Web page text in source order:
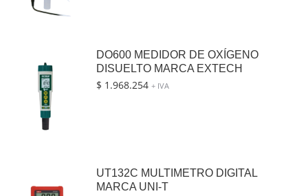
DO600 MEDIDOR DE OXÍGENO
DISUELTO MARCA EXTECH
$ 1.968.254 + IVA
UT132C MULTIMETRO DIGITAL
MARCA UNI-T